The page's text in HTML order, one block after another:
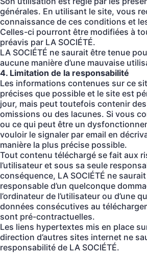
générales. En utilisant le site, vous
connaissance de ces conditions et
Celles-ci pourront être modifiées à
préavis par LA SOCIÉTÉ.
LA SOCIÉTÉ ne saurait être tenue
aucune manière d’une mauvaise
4. Limitation de la responsabilité
Les informations contenues sur ce
précises que possible et le site est
jour, mais peut toutefois contenir
omissions ou des lacunes. Si vous
ou ce qui peut être un
vouloir le signaler par email en
manière la plus précise possible.
Tout contenu téléchargé se fait aux
l’utilisateur et sous sa seule
conséquence, LA SOCIÉTÉ ne
responsable d’un quelconque
l’ordinateur de l’utilisateur ou d’une
données consécutives au
sont pré-contractuelles.
Les liens hypertextes mis en place
direction d’autres sites internet ne
responsabilité de LA SOCIÉTÉ.